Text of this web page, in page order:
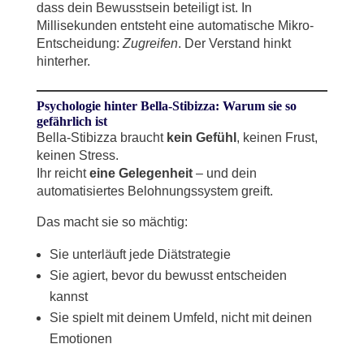
dass dein Bewusstsein beteiligt ist. In
Millisekunden entsteht eine automatische Mikro-
Entscheidung: Zugreifen. Der Verstand hinkt
hinterher.
Psychologie hinter Bella-Stibizza: Warum sie so
gefährlich ist
Bella-Stibizza braucht kein Gefühl , keinen Frust,
keinen Stress.
Ihr reichteine Gelegenheit– und dein
automatisiertes Belohnungssystem greift.
Das macht sie so mächtig:
Sie unterläuft jede Diätstrategie
Sie agiert, bevor du bewusst entscheiden
kannst
Sie spielt mit deinem Umfeld, nicht mit deinen
Emotionen